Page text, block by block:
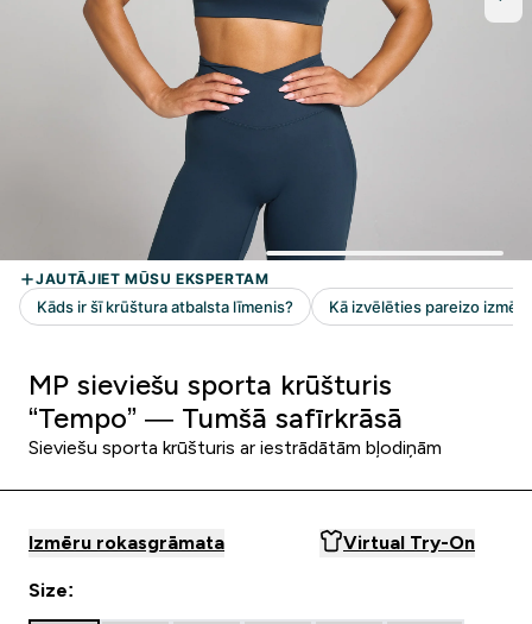
MP sieviešu sporta krūšturis
“Tempo” — Tumšā safīrkrāsā
Sieviešu sporta krūšturis ar iestrādātām bļodiņām
Izmēru rokasgrāmata Virtual Try-On
Size: